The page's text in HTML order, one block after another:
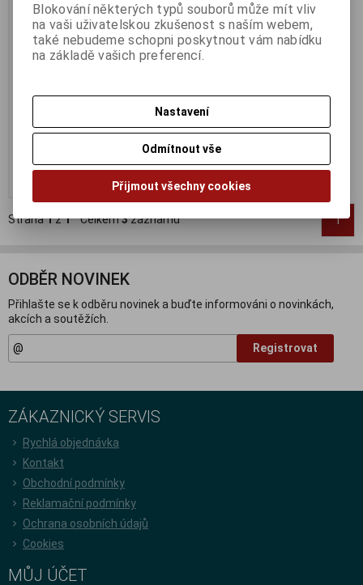
7 087 Kč
Strana1z1Celkem3záznamů 1
ODBĚR NOVINEK
Přihlašte se k odběru novinek a buďte informováni o novinkách,
akcích a soutěžích.
Registrovat
ZÁKAZNICKÝ SERVIS
Rychlá objednávka
Kontakt
Obchodní podmínky
Reklamační podmínky
Ochrana osobních údajů
Cookies
MŮJ ÚČET
Blokování některých typů souborů může mít vliv
na vaši uživatelskou zkušenost s naším webem,
také nebudeme schopni poskytnout vám nabídku
na základě vašich preferencí.
Nastavení
Odmítnout vše
Přijmout všechny cookies